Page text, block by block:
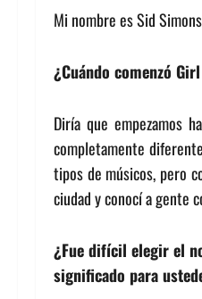
Mi nombre es Sid
¿Cuándo comenzó
Diría que empezamos
completamente
tipos de músicos, pero
ciudad y conocí a gente
¿Fue difícil elegir el
significado para